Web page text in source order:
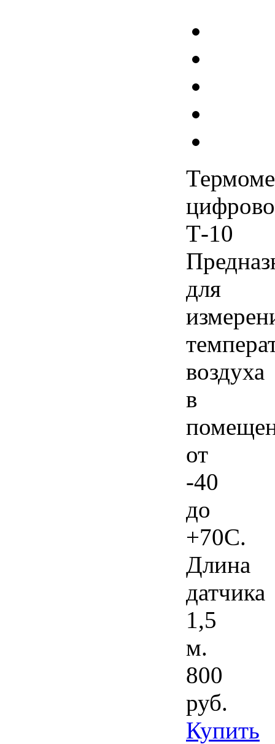
Т-10
для
воздуха
в
от
-40
до
+70С.
Длина
датчика
1,5
м.
800
руб.
Купить